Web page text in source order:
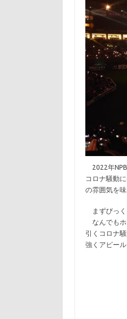
2022年NPB
コロナ騒動
の雰囲気を味
まずびっく
なんでもホ
引くコロナ
強くアピー